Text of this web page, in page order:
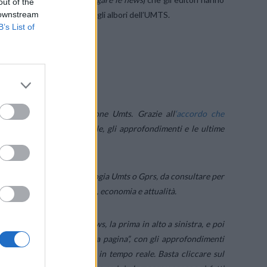
List of
qualcosa di simile agli albori dell’UMTS.
FACEBOOK
inaugura la sua versione Umts. Grazie all‘accordo che
in tempo reale, gli approfondimenti e le ultime
di 3.
tramite tecnologia Umts o Gprs, da consultare per
temi di cronaca, politica, economia e attualità.
selezionarela voce News, la prima in alto a sinistra, e poi
cellulare Umts: “Prima pagina”, con gli approfondimenti
gli aggiornamenti flash in tempo reale. Basta cliccare sul